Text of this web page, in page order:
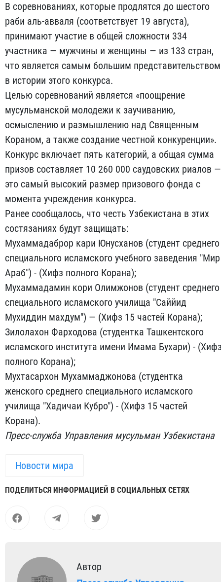
В соревнованиях, которые продлятся до шестого
раби аль-авваля (соответствует 19 августа),
принимают участие в общей сложности 334
участника — мужчины и женщины — из 133 стран,
что является самым большим представительством
в истории этого конкурса.
Целью соревнований является «поощрение
мусульманской молодежи к заучиванию,
осмыслению и размышлению над Священным
Кораном, а также создание честной конкуренции».
Конкурс включает пять категорий, а общая сумма
призов составляет 10 260 000 саудовских риалов —
это самый высокий размер призового фонда с
момента учреждения конкурса.
Ранее сообщалось, что честь Узбекистана в этих
состязаниях будут защищать:
Мухаммадаброр кари Юнусханов (студент среднего
специального исламского учебного заведения "Мир
Араб") - (Хифз полного Корана);
Мухаммадамин кори Олимжонов (студент среднего
специального исламского училища "Саййид
Мухиддин махдум") — (Хифз 15 частей Корана);
Зилолахон Фарходова (студентка Ташкентского
исламского института имени Имама Бухари) -
полного Корана);
Мухтасархон Мухаммаджонова (студентка
женского среднего специального исламского
училища "Хадичаи Кубро") - (Хифз 15 частей
Корана).
Пресс-служба Управления мусульман Узбекистана
Новости мира
ПОДЕЛИТЬСЯ ИНФОРМАЦИЕЙ В СОЦИАЛЬНЫХ СЕТЯХ
Автор